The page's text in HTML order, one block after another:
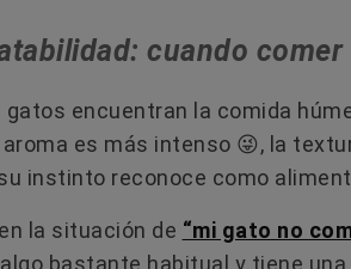
cuando
gatos encuentran la comida
es más intenso 😜​, la
instinto reconoce como
la situación de “mi gato no
bastante habitual y tiene